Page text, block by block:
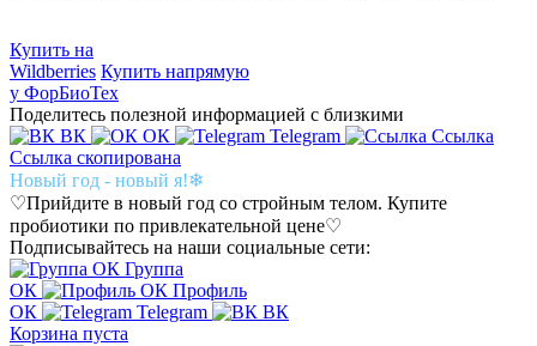
Купить на
Wildberries Купить напрямую
у ФорБиоТех
Поделитесь полезной информацией с близкими
ВК
ОК Telegram
Ссылка
Ссылка скопирована
Новый год - новый я!❄
♡Прийдите в новый год со стройным телом. Купите
пробиотики по привлекательной цене♡
Подписывайтесь на наши социальные сети:
Группа
ОК
Профиль
ОК
Telegram
ВК
Корзина пуста